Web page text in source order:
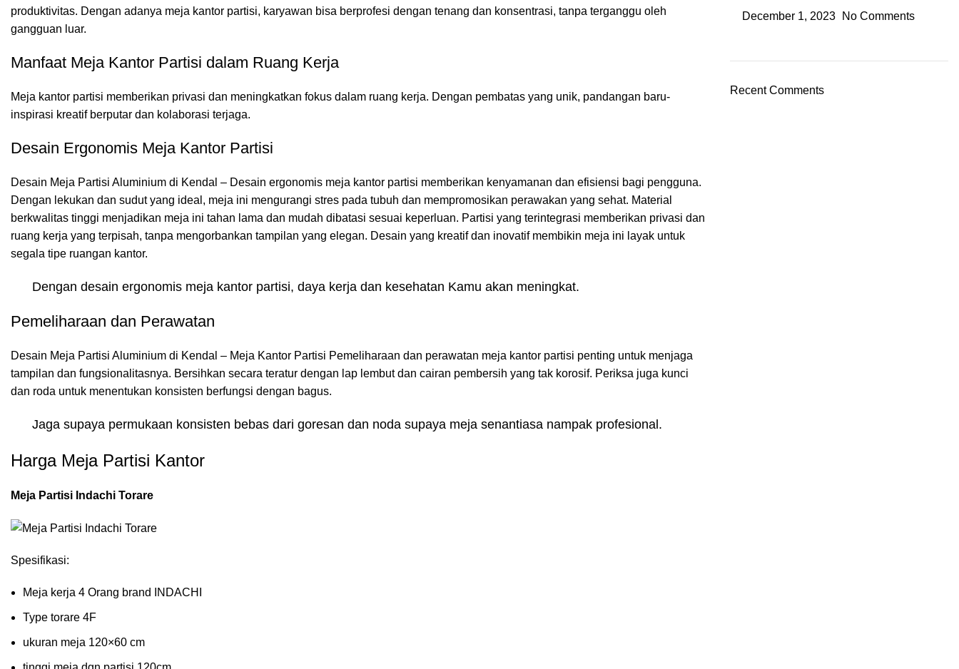
produktivitas. Dengan adanya meja kantor partisi, karyawan bisa berprofesi dengan tenang dan konsentrasi, tanpa terganggu oleh
gangguan luar.
Manfaat Meja Kantor Partisi dalam Ruang Kerja
Meja kantor partisi memberikan privasi dan meningkatkan fokus dalam ruang kerja. Dengan pembatas yang unik, pandangan baru-
inspirasi kreatif berputar dan kolaborasi terjaga.
Desain Ergonomis Meja Kantor Partisi
Desain Meja Partisi Aluminium di Kendal – Desain ergonomis meja kantor partisi memberikan kenyamanan dan efisiensi bagi pengguna.
Dengan lekukan dan sudut yang ideal, meja ini mengurangi stres pada tubuh dan mempromosikan perawakan yang sehat. Material
berkwalitas tinggi menjadikan meja ini tahan lama dan mudah dibatasi sesuai keperluan. Partisi yang terintegrasi memberikan privasi dan
ruang kerja yang terpisah, tanpa mengorbankan tampilan yang elegan. Desain yang kreatif dan inovatif membikin meja ini layak untuk
segala tipe ruangan kantor.
Dengan desain ergonomis meja kantor partisi, daya kerja dan kesehatan Kamu akan meningkat.
Pemeliharaan dan Perawatan
Desain Meja Partisi Aluminium di Kendal – Meja Kantor Partisi Pemeliharaan dan perawatan meja kantor partisi penting untuk menjaga
tampilan dan fungsionalitasnya. Bersihkan secara teratur dengan lap lembut dan cairan pembersih yang tak korosif. Periksa juga kunci
dan roda untuk menentukan konsisten berfungsi dengan bagus.
Jaga supaya permukaan konsisten bebas dari goresan dan noda supaya meja senantiasa nampak profesional.
Harga Meja Partisi Kantor
Meja Partisi Indachi Torare
Spesifikasi:
Meja kerja 4 Orang brand INDACHI
Type torare 4F
ukuran meja 120×60 cm
December 1, 2023
No Comments
Recent Comments